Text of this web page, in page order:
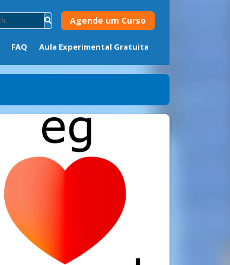
Agende um Curso
FAQ Aula Experimental Gratuita